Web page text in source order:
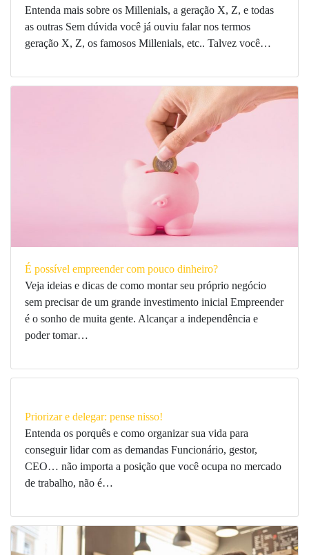
Entenda mais sobre os Millenials, a geração X, Z, e todas
as outras Sem dúvida você já ouviu falar nos termos
geração X, Z, os famosos Millenials, etc.. Talvez você…
É possível empreender com pouco dinheiro?
Veja ideias e dicas de como montar seu próprio negócio
sem precisar de um grande investimento inicial Empreender
é o sonho de muita gente. Alcançar a independência e
poder tomar…
Priorizar e delegar: pense nisso!
Entenda os porquês e como organizar sua vida para
conseguir lidar com as demandas Funcionário, gestor,
CEO… não importa a posição que você ocupa no mercado
de trabalho, não é…